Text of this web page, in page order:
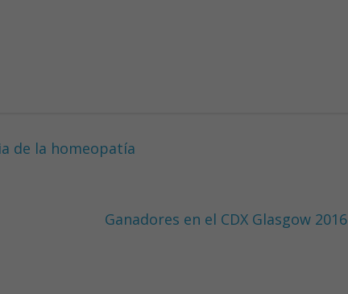
de la homeopatía
Ganadores en el CDX Glasgow 2016